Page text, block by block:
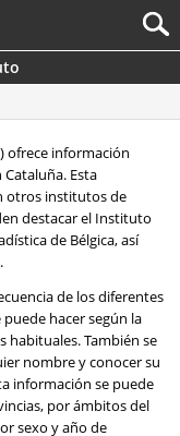
ofrece información
Esta
otros institutos de
destacar el Instituto
de Bélgica, así
de los diferentes
hacer según la
habituales. También se
nombre y conocer su
información se puede
por ámbitos del
sexo y año de